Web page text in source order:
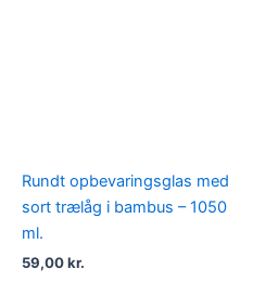
Rundt opbevaringsglas med
sort trælåg i bambus – 1050
ml.
59,00kr.